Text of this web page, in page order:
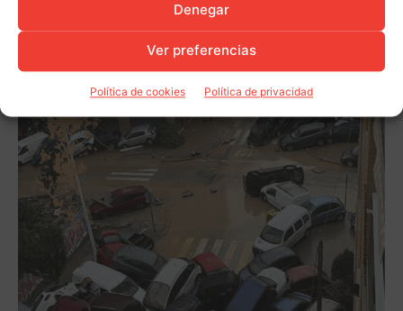
Denegar
Ver preferencias
Política de cookies Política de privacidad